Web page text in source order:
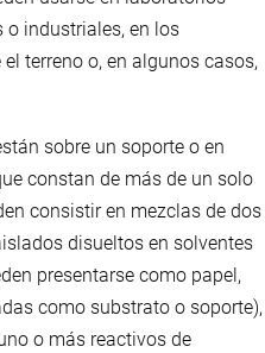
o industriales, en los
terreno o, en algunos casos,
sobre un soporte o en
constan de más de un solo
consistir en mezclas de dos
disueltos en solventes
presentarse como papel,
como substrato o soporte),
o más reactivos de